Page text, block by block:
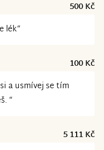
500 Kč
lék“
100 Kč
a usmívej se tím
“
5 111 Kč